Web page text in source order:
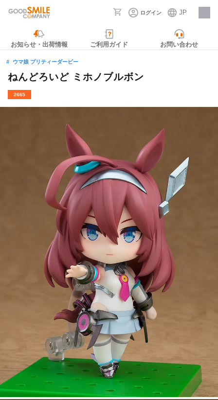
ログイン JP
採用情報
お知らせ・出荷情報 ご利用ガイド お問い合わせ
ウマ娘 プリティーダービー
ねんどろいど ミホノブルボン
2665